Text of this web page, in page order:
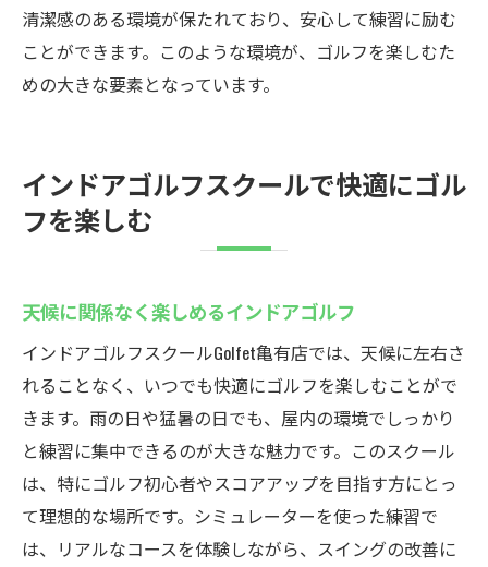
清潔感のある環境が保たれており、安心して練習に励む
ことができます。このような環境が、ゴルフを楽しむた
めの大きな要素となっています。
インドアゴルフスクールで快適にゴル
フを楽しむ
天候に関係なく楽しめるインドアゴルフ
インドアゴルフスクールGolfet亀有店では、天候に左右さ
れることなく、いつでも快適にゴルフを楽しむことがで
きます。雨の日や猛暑の日でも、屋内の環境でしっかり
と練習に集中できるのが大きな魅力です。このスクール
は、特にゴルフ初心者やスコアアップを目指す方にとっ
て理想的な場所です。シミュレーターを使った練習で
は、リアルなコースを体験しながら、スイングの改善に